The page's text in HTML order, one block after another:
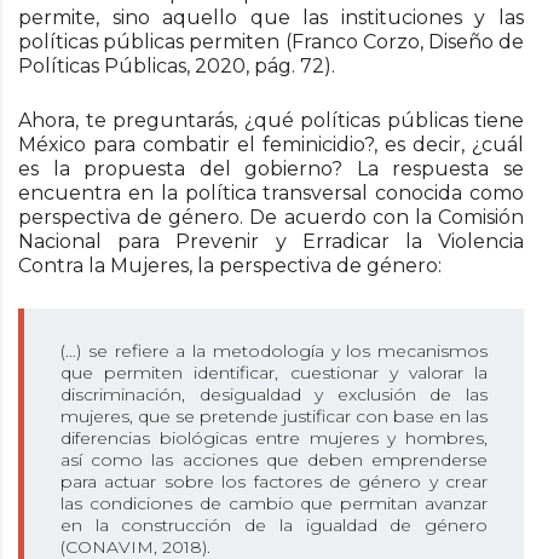
permite, sino aquello que las instituciones y las
políticas públicas permiten (Franco Corzo, Diseño de
Políticas Públicas, 2020, pág. 72).
Ahora, te preguntarás, ¿qué políticas públicas tiene
México para combatir el feminicidio?, es decir, ¿cuál
es la propuesta del gobierno? La respuesta se
encuentra en la política transversal conocida como
perspectiva de género. De acuerdo con la Comisión
Nacional para Prevenir y Erradicar la Violencia
Contra la Mujeres, la perspectiva de género:
(…) se refiere a la metodología y los mecanismos
que permiten identificar, cuestionar y valorar la
discriminación, desigualdad y exclusión de las
mujeres, que se pretende justificar con base en las
diferencias biológicas entre mujeres y hombres,
así como las acciones que deben emprenderse
para actuar sobre los factores de género y crear
las condiciones de cambio que permitan avanzar
en la construcción de la igualdad de género
(CONAVIM, 2018).